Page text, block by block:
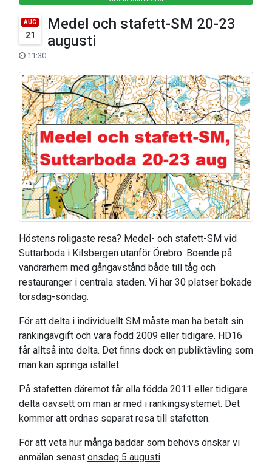
AUG
21
Medel och stafett-SM 20-23
augusti
11:30
Höstens roligaste resa? Medel- och stafett-SM vid
Suttarboda i Kilsbergen utanför Örebro. Boende på
vandrarhem med gångavstånd både till tåg och
restauranger i centrala staden. Vi har 30 platser bokade
torsdag-söndag.
För att delta i individuellt SM måste man ha betalt sin
rankingavgift och vara född 2009 eller tidigare. HD16
får alltså inte delta. Det finns dock en publiktävling som
man kan springa istället.
På stafetten däremot får alla födda 2011 eller tidigare
delta oavsett om man är med i rankingsystemet. Det
kommer att ordnas separat resa till stafetten.
För att veta hur många bäddar som behövs önskar vi
anmälan senast onsdag 5 augusti